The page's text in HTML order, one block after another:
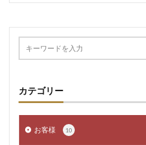
カテゴリー
お客様 10